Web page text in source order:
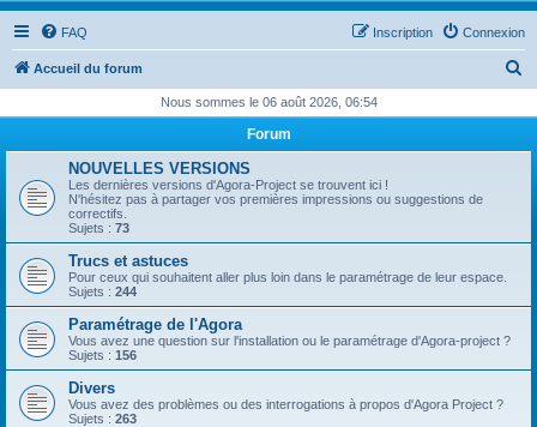
FAQ Connexion
Inscription
Accueil du forum
h
c
Nous sommes le 06 août 2026, 06:54
Forum
NOUVELLES VERSIONS
Les dernières versions d'Agora-Project se trouvent ici !
N'hésitez pas à partager vos premières impressions ou suggestions de
correctifs.
Sujets : 73
Trucs et astuces
Pour ceux qui souhaitent aller plus loin dans le paramétrage de leur espace.
Sujets : 244
Paramétrage de l'Agora
Vous avez une question sur l'installation ou le paramétrage d'Agora-project ?
Sujets : 156
Divers
Vous avez des problèmes ou des interrogations à propos d'Agora Project ?
Sujets : 263